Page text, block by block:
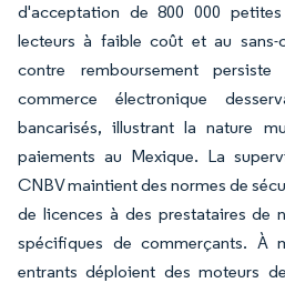
d'acceptation de 800 000
lecteurs à faible coût et au
contre remboursement
commerce électronique
bancarisés, illustrant la nature
paiements au Mexique. La
CNBV maintient des normes de
de licences à des prestataires de
spécifiques de commerçants. À
entrants déploient des moteurs